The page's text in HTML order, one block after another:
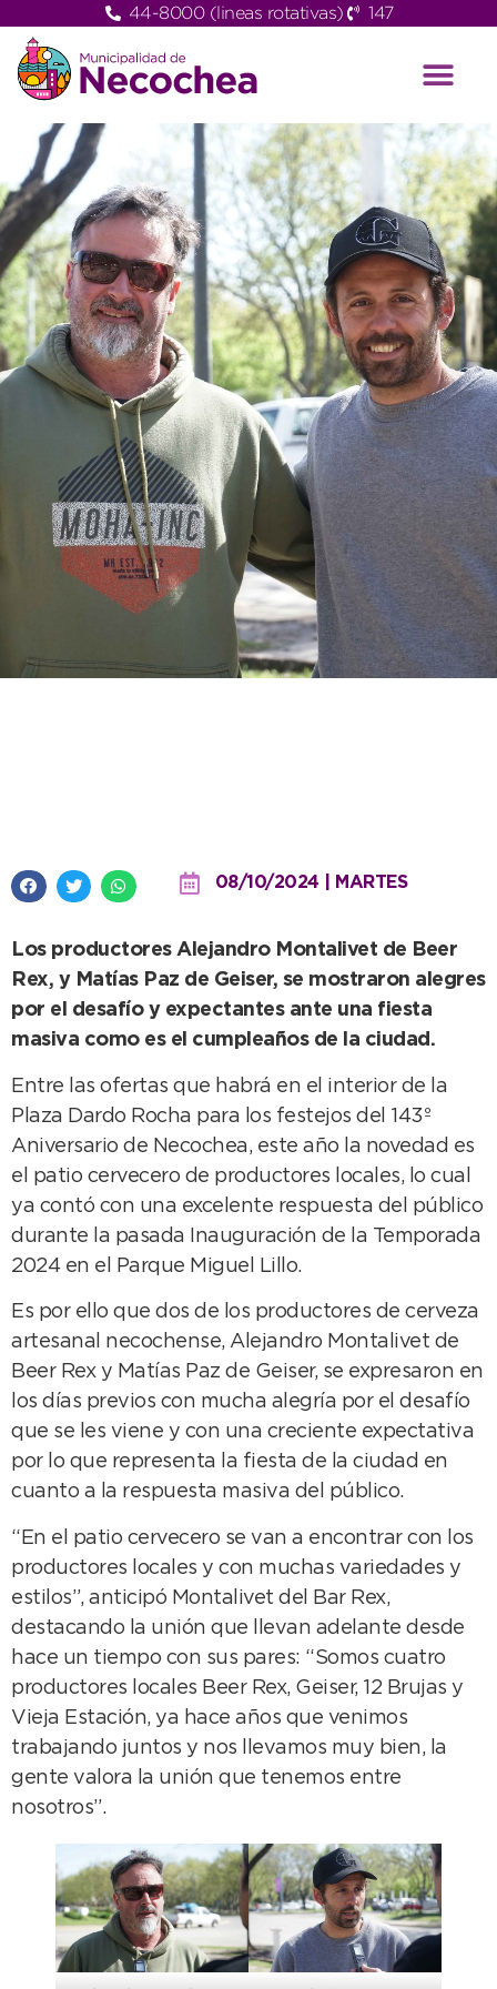
44-8000 (lineas rotativas) 147
08/10/2024 | MARTES
Los productores Alejandro Montalivet de Beer
Rex, y Matías Paz de Geiser, se mostraron alegres
por el desafío y expectantes ante una fiesta
masiva como es el cumpleaños de la ciudad.
Entre las ofertas que habrá en el interior de la
Plaza Dardo Rocha para los festejos del 143º
Aniversario de Necochea, este año la novedad es
el patio cervecero de productores locales, lo cual
ya contó con una excelente respuesta del público
durante la pasada Inauguración de la Temporada
2024 en el Parque Miguel Lillo.
Es por ello que dos de los productores de cerveza
artesanal necochense, Alejandro Montalivet de
Beer Rex y Matías Paz de Geiser, se expresaron en
los días previos con mucha alegría por el desafío
que se les viene y con una creciente expectativa
por lo que representa la fiesta de la ciudad en
cuanto a la respuesta masiva del público.
“En el patio cervecero se van a encontrar con los
productores locales y con muchas variedades y
estilos”, anticipó Montalivet del Bar Rex,
destacando la unión que llevan adelante desde
hace un tiempo con sus pares: “Somos cuatro
productores locales Beer Rex, Geiser, 12 Brujas y
Vieja Estación, ya hace años que venimos
trabajando juntos y nos llevamos muy bien, la
gente valora la unión que tenemos entre
nosotros”.